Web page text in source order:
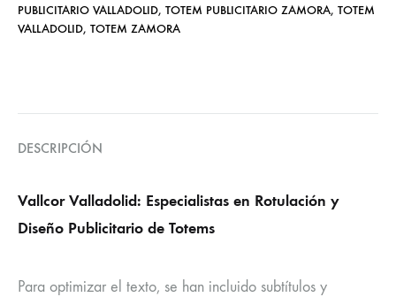
PUBLICITARIO VALLADOLID, TOTEM PUBLICITARIO ZAMORA, TOTEM
VALLADOLID, TOTEM ZAMORA
DESCRIPCIÓN
Vallcor Valladolid: Especialistas en Rotulación y
Diseño Publicitario de Totems
Para optimizar el texto, se han incluido subtítulos y